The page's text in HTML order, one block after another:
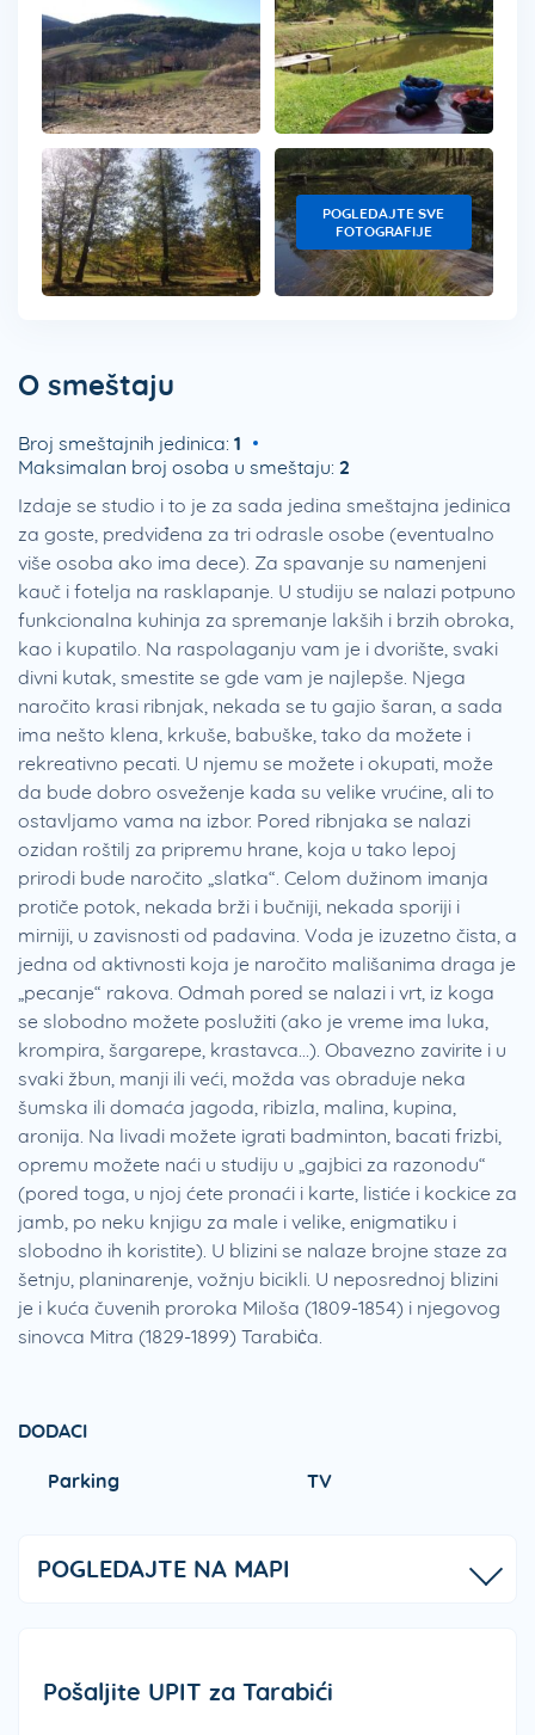
POGLEDAJTE SVE
FOTOGRAFIJE
O smeštaju
Broj smeštajnih jedinica: 1
Maksimalan broj osoba u smeštaju: 2
Izdaje se studio i to je za sada jedina smeštajna jedinica
za goste, predviđena za tri odrasle osobe (eventualno
više osoba ako ima dece). Za spavanje su namenjeni
kauč i fotelja na rasklapanje. U studiju se nalazi potpuno
funkcionalna kuhinja za spremanje lakših i brzih obroka,
kao i kupatilo. Na raspolaganju vam je i dvorište, svaki
divni kutak, smestite se gde vam je najlepše. Njega
naročito krasi ribnjak, nekada se tu gajio šaran, a sada
ima nešto klena, krkuše, babuške, tako da možete i
rekreativno pecati. U njemu se možete i okupati, može
da bude dobro osveženje kada su velike vrućine, ali to
ostavljamo vama na izbor. Pored ribnjaka se nalazi
ozidan roštilj za pripremu hrane, koja u tako lepoj
prirodi bude naročito „slatka“. Celom dužinom imanja
protiče potok, nekada brži i bučniji, nekada sporiji i
mirniji, u zavisnosti od padavina. Voda je izuzetno čista, a
jedna od aktivnosti koja je naročito mališanima draga je
„pecanje“ rakova. Odmah pored se nalazi i vrt, iz koga
se slobodno možete poslužiti (ako je vreme ima luka,
krompira, šargarepe, krastavca…). Obavezno zavirite i u
svaki žbun, manji ili veći, možda vas obraduje neka
šumska ili domaća jagoda, ribizla, malina, kupina,
aronija. Na livadi možete igrati badminton, bacati frizbi,
opremu možete naći u studiju u „gajbici za razonodu“
(pored toga, u njoj ćete pronaći i karte, listiće i kockice za
jamb, po neku knjigu za male i velike, enigmatiku i
slobodno ih koristite). U blizini se nalaze brojne staze za
šetnju, planinarenje, vožnju bicikli. U neposrednoj blizini
je i kuća čuvenih proroka Miloša (1809-1854) i njegovog
sinovca Mitra (1829-1899) Tarabiċa.
DODACI
Parking TV
POGLEDAJTE NA MAPI
Pošaljite UPIT za Tarabići